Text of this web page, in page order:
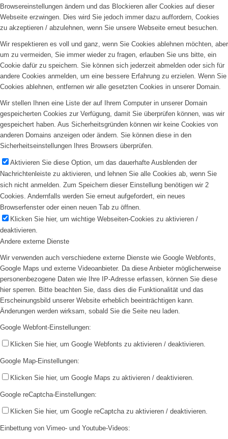
Browsereinstellungen ändern und das Blockieren aller Cookies auf dieser
Webseite erzwingen. Dies wird Sie jedoch immer dazu auffordern, Cookies
zu akzeptieren / abzulehnen, wenn Sie unsere Webseite erneut besuchen.
Wir respektieren es voll und ganz, wenn Sie Cookies ablehnen möchten, aber
um zu vermeiden, Sie immer wieder zu fragen, erlauben Sie uns bitte, ein
Cookie dafür zu speichern. Sie können sich jederzeit abmelden oder sich für
andere Cookies anmelden, um eine bessere Erfahrung zu erzielen. Wenn Sie
Cookies ablehnen, entfernen wir alle gesetzten Cookies in unserer Domain.
Wir stellen Ihnen eine Liste der auf Ihrem Computer in unserer Domain
gespeicherten Cookies zur Verfügung, damit Sie überprüfen können, was wir
gespeichert haben. Aus Sicherheitsgründen können wir keine Cookies von
anderen Domains anzeigen oder ändern. Sie können diese in den
Sicherheitseinstellungen Ihres Browsers überprüfen.
Aktivieren Sie diese Option, um das dauerhafte Ausblenden der
Nachrichtenleiste zu aktivieren, und lehnen Sie alle Cookies ab, wenn Sie
sich nicht anmelden. Zum Speichern dieser Einstellung benötigen wir 2
Cookies. Andernfalls werden Sie erneut aufgefordert, ein neues
Browserfenster oder einen neuen Tab zu öffnen.
Klicken Sie hier, um wichtige Webseiten-Cookies zu aktivieren /
deaktivieren.
Andere externe Dienste
Wir verwenden auch verschiedene externe Dienste wie Google Webfonts,
Google Maps und externe Videoanbieter. Da diese Anbieter möglicherweise
personenbezogene Daten wie Ihre IP-Adresse erfassen, können Sie diese
hier sperren. Bitte beachten Sie, dass dies die Funktionalität und das
Erscheinungsbild unserer Website erheblich beeinträchtigen kann.
Änderungen werden wirksam, sobald Sie die Seite neu laden.
Google Webfont-Einstellungen:
Klicken Sie hier, um Google Webfonts zu aktivieren / deaktivieren.
Google Map-Einstellungen:
Klicken Sie hier, um Google Maps zu aktivieren / deaktivieren.
Google reCaptcha-Einstellungen:
Klicken Sie hier, um Google reCaptcha zu aktivieren / deaktivieren.
Einbettung von Vimeo- und Youtube-Videos: